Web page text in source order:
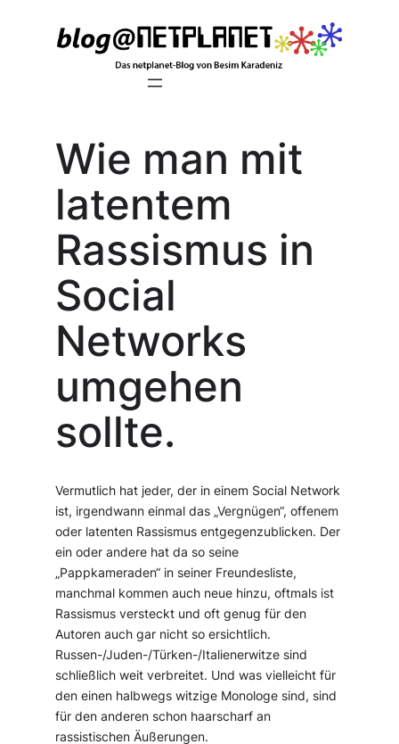
Wie man mit
latentem
Rassismus in
Social
Networks
umgehen
sollte.
Vermutlich hat jeder, der in einem Social Network
ist, irgendwann einmal das „Vergnügen“, offenem
oder latenten Rassismus entgegenzublicken. Der
ein oder andere hat da so seine
„Pappkameraden“ in seiner Freundesliste,
manchmal kommen auch neue hinzu, oftmals ist
Rassismus versteckt und oft genug für den
Autoren auch gar nicht so ersichtlich.
Russen-/Juden-/Türken-/Italienerwitze sind
schließlich weit verbreitet. Und was vielleicht für
den einen halbwegs witzige Monologe sind, sind
für den anderen schon haarscharf an
rassistischen Äußerungen.